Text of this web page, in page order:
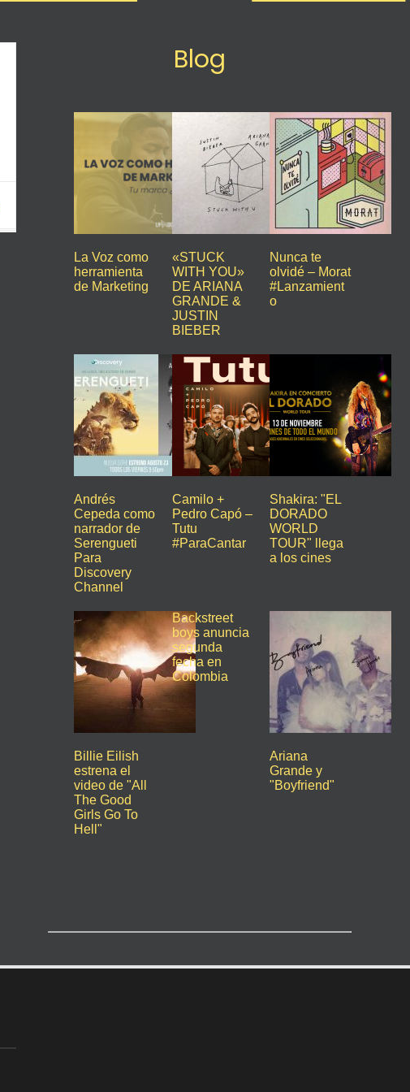
Blog
La Voz como
herramienta
de Marketing
«STUCK
WITH YOU»
DE ARIANA
GRANDE &
JUSTIN
BIEBER
Nunca te
olvidé – Morat
#Lanzamient
o
Andrés
Cepeda como
narrador de
Serengueti
Para
Discovery
Channel
Camilo +
Pedro Capó –
Tutu
#ParaCantar
Shakira: "EL
DORADO
WORLD
TOUR" llega
a los cines
Billie Eilish
estrena el
video de "All
The Good
Girls Go To
Hell"
Backstreet
boys anuncia
segunda
fecha en
Colombia
Ariana
Grande y
"Boyfriend"